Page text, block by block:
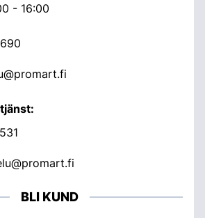
- 16:00
BLI KUND